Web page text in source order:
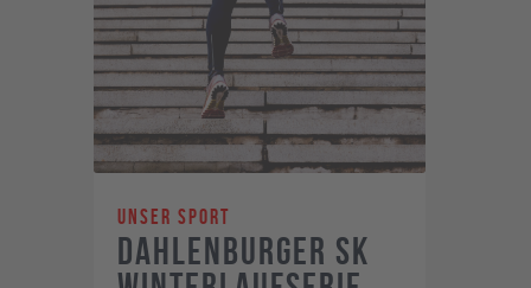
Kontakt
Impressum
Datenschutz
Unser Sport
Dahlenburger SK